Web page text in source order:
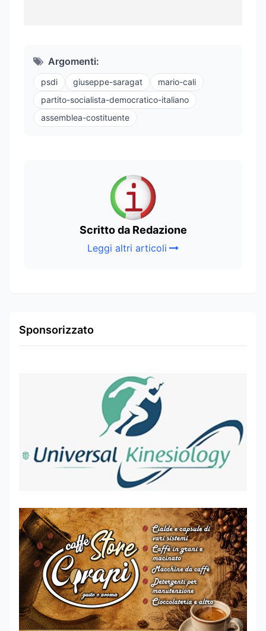
Argomenti:
psdi giuseppe-saragat
mario-cali
partito-socialista-democratico-italiano
assemblea-costituente
Scritto da Redazione
Leggi altri articoli
Sponsorizzato